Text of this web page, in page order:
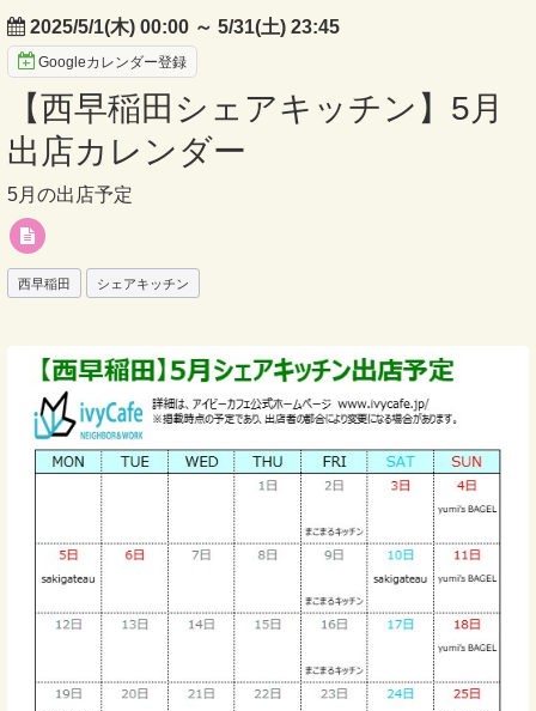
2025/5/1(木) 00:00 ～ 5/31(土) 23:45
Googleカレンダー登録
【西早稲田シェアキッチン】5月
出店カレンダー
5月の出店予定
西早稲田 シェアキッチン